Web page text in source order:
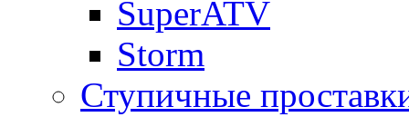
SuperATV
Storm
Ступичные